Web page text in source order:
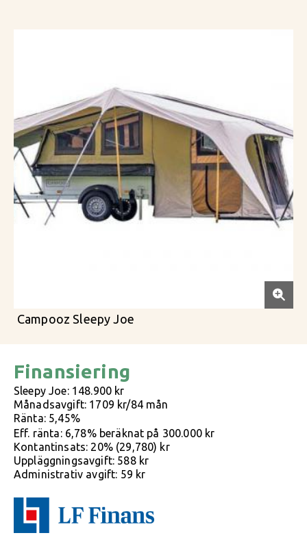
Campooz Sleepy Joe
Finansiering
Sleepy Joe: 148.900 kr
Månadsavgift: 1709 kr/84 mån
Ränta: 5,45%
Eff. ränta: 6,78% beräknat på 300.000 kr
Kontantinsats: 20% (29,780) kr
Uppläggningsavgift: 588 kr
Administrativ avgift: 59 kr